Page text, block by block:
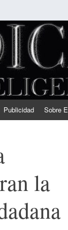
Publicidad Sobre
la